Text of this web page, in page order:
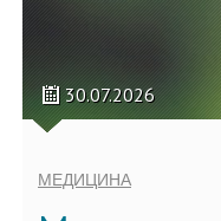
30.07.2026
МЕДИЦИНА